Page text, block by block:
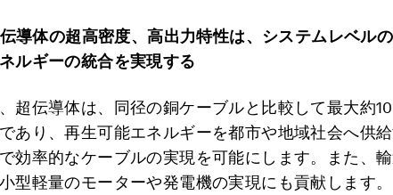
導体の超高密度、高出力特性は、システムレベル
ルギーの統合を実現する
超伝導体は、同径の銅ケーブルと比較して最大約
あり、再生可能エネルギーを都市や地域社会へ供
効率的なケーブルの実現を可能にします。また、
型軽量のモーターや発電機の実現にも貢献します。